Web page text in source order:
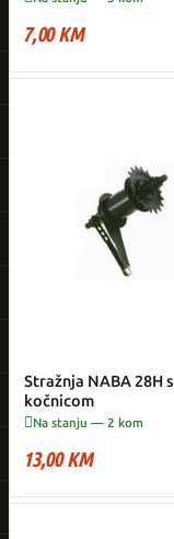
7,00 KM
Stražnja NABA 28H s
kočnicom
Na stanju — 2 kom
13,00 KM